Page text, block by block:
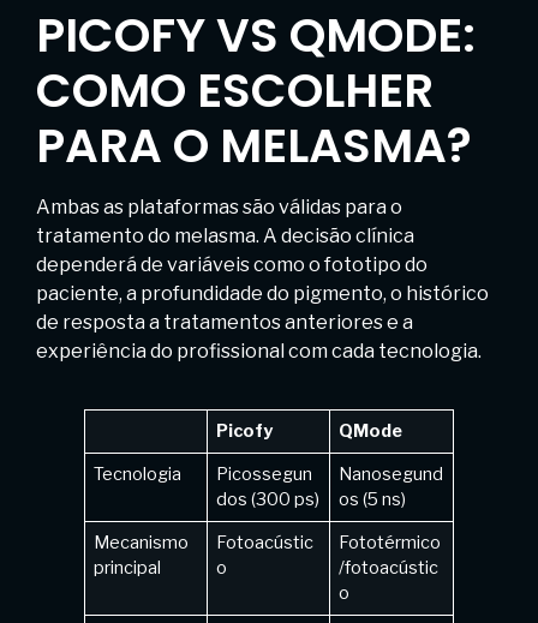
PICOFY VS QMODE:
COMO ESCOLHER
PARA O MELASMA?
Ambas as plataformas são válidas para o
tratamento do melasma. A decisão clínica
dependerá de variáveis como o fototipo do
paciente, a profundidade do pigmento, o histórico
de resposta a tratamentos anteriores e a
experiência do profissional com cada tecnologia.
Picofy
QMode
Tecnologia
Picossegun
dos (300 ps)
Nanosegund
os (5 ns)
Mecanismo
principal
Fotoacústic
o
Fototérmico
/fotoacústic
o